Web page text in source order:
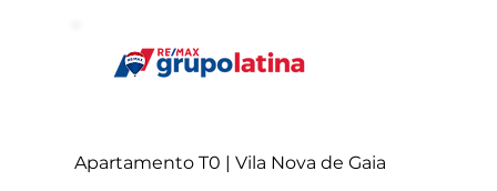
Apartamento T0 | Vila Nova de Gaia